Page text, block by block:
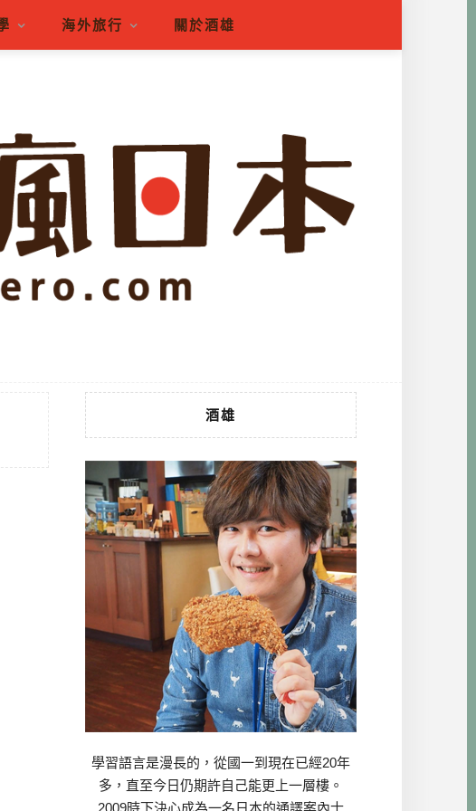
海外旅行 關於酒雄
酒雄
學習語言是漫長的，從國一到現在已經20年
多，直至今日仍期許自己能更上一層樓。
2009時下決心成為一名日本的通譯案內士